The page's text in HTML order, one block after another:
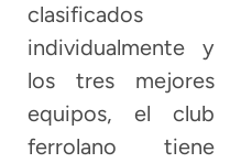
clasificados
individualmente y
los tres mejores
equipos, el club
ferrolano tiene